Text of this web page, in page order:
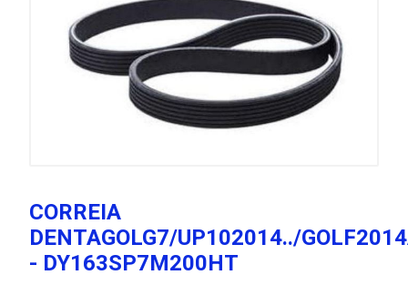
CORREIA
DENTAGOLG7/UP102014../
- DY163SP7M200HT